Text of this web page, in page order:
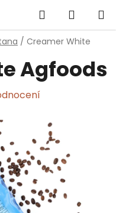
Hledat
KOŠÍK
/ Creamer White
Agfoods